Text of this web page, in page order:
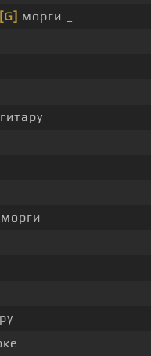
[G] морги _
гитару
морги